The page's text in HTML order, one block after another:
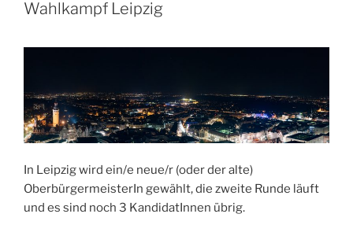
Wahlkampf Leipzig
In Leipzig wird ein/e neue/r (oder der alte)
OberbürgermeisterIn gewählt, die zweite Runde läuft
und es sind noch 3 KandidatInnen übrig.